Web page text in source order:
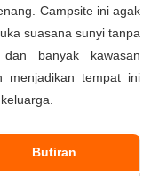
Campsite ini agak
suasana sunyi tanpa
banyak kawasan
menjadikan tempat ini
Butiran